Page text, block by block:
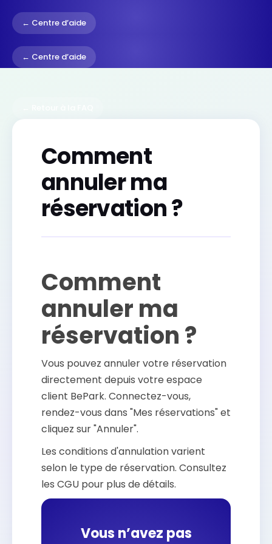
← Centre d’aide
← Centre d’aide
Comment
annuler ma
réservation ?
Comment
annuler ma
réservation ?
Vous pouvez annuler votre réservation
directement depuis votre espace
client BePark. Connectez-vous,
rendez-vous dans "Mes réservations" et
cliquez sur "Annuler".
Les conditions d'annulation varient
selon le type de réservation. Consultez
les CGU pour plus de détails.
Vous n’avez pas